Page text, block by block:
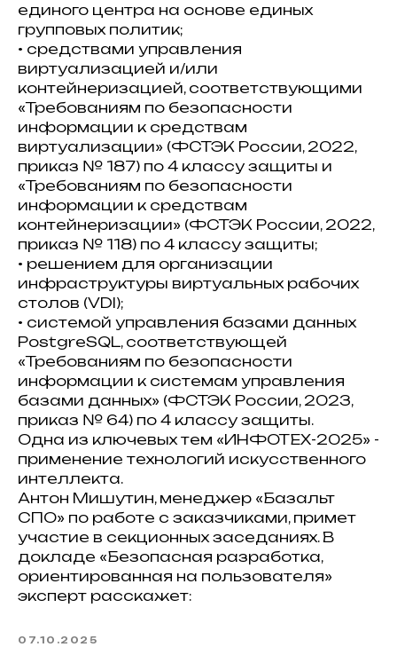
единого центра на основе единых
групповых политик;
• средствами управления
виртуализацией и/или
контейнеризацией, соответствующими
«Требованиям по безопасности
информации к средствам
виртуализации» (ФСТЭК России, 2022,
приказ № 187) по 4 классу защиты и
«Требованиям по безопасности
информации к средствам
контейнеризации» (ФСТЭК России, 2022,
приказ № 118) по 4 классу защиты;
• решением для организации
инфраструктуры виртуальных рабочих
столов (VDI);
• системой управления базами данных
PostgreSQL, соответствующей
«Требованиям по безопасности
информации к системам управления
базами данных» (ФСТЭК России, 2023,
приказ № 64) по 4 классу защиты.
Одна из ключевых тем «ИНФОТЕХ-2025» -
применение технологий искусственного
интеллекта.
Антон Мишутин, менеджер «Базальт
СПО» по работе с заказчиками, примет
участие в секционных заседаниях. В
докладе «Безопасная разработка,
ориентированная на пользователя»
эксперт расскажет:
07.10.2025